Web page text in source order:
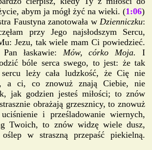
abym ja mógł żyć na wieki. (1:06)
Faustyna zanotowała w Dzienniczku:
przy Jego najsłodszym Sercu,
Jezu, tak wiele mam Ci powiedzieć.
łaskawie: Mów, córko Moja.I
bóle serca swego, to jest: że tak
leży cała ludzkość, że Cię nie
a ci, co znowuż znają Ciebie, nie
jak godzien jesteś miłości; to znów
obrażają grzesznicy, to znowuż
i prześladowanie wiernych,
Twoich, to znów widzę wiele dusz,
w straszną przepaść piekielną.